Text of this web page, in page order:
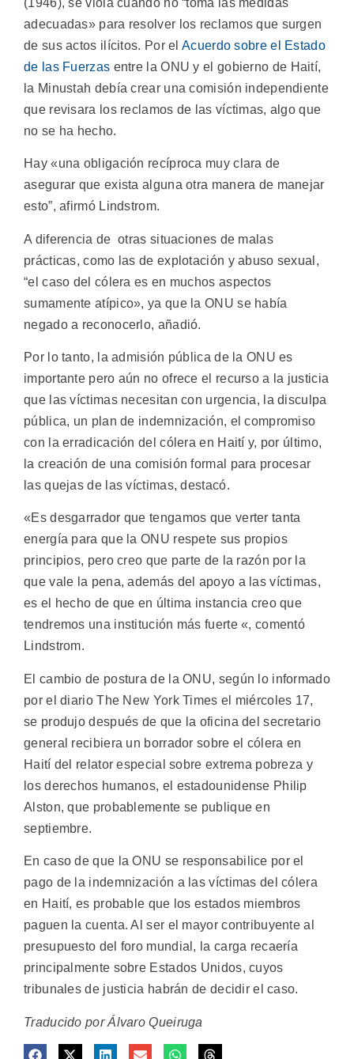
(1946), se viola cuando no “toma las medidas
adecuadas» para resolver los reclamos que surgen
de sus actos ilícitos. Por elAcuerdo sobre el Estado
de las Fuerzas entre la ONU y el gobierno de Haití,
la Minustah debía crear una comisión independiente
que revisara los reclamos de las víctimas, algo que
no se ha hecho.
Hay «una obligación recíproca muy clara de
asegurar que exista alguna otra manera de manejar
esto”, afirmó Lindstrom.
A diferencia de otras situaciones de malas
prácticas, como las de explotación y abuso sexual,
“el caso del cólera es en muchos aspectos
sumamente atípico», ya que la ONU se había
negado a reconocerlo, añadió.
Por lo tanto, la admisión pública de la ONU es
importante pero aún no ofrece el recurso a la justicia
que las víctimas necesitan con urgencia, la disculpa
pública, un plan de indemnización, el compromiso
con la erradicación del cólera en Haití y, por último,
la creación de una comisión formal para procesar
las quejas de las víctimas, destacó.
«Es desgarrador que tengamos que verter tanta
energía para que la ONU respete sus propios
principios, pero creo que parte de la razón por la
que vale la pena, además del apoyo a las víctimas,
es el hecho de que en última instancia creo que
tendremos una institución más fuerte «, comentó
Lindstrom.
El cambio de postura de la ONU, según lo informado
por el diario The New York Times el miércoles 17,
se produjo después de que la oficina del secretario
general recibiera un borrador sobre el cólera en
Haití del relator especial sobre extrema pobreza y
los derechos humanos, el estadounidense Philip
Alston, que probablemente se publique en
septiembre.
En caso de que la ONU se responsabilice por el
pago de la indemnización a las víctimas del cólera
en Haití, es probable que los estados miembros
paguen la cuenta. Al ser el mayor contribuyente al
presupuesto del foro mundial, la carga recaería
principalmente sobre Estados Unidos, cuyos
tribunales de justicia habrán de decidir el caso.
Traducido por Álvaro Queiruga